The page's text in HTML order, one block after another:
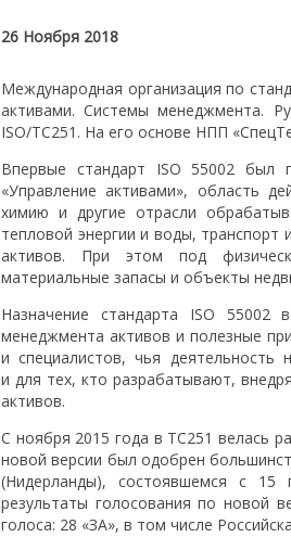
26 Ноября 2018
Международная организация по
активами. Системы менеджмента.
ISO/TC251. На его основе НПП
Впервые стандарт ISO 55002 был
«Управление активами», область
химию и другие отрасли
тепловой энергии и воды, транспорт
активов. При этом под
материальные запасы и объекты
Назначение стандарта ISO
менеджмента активов и полезные
и специалистов, чья деятельность
и для тех, кто разрабатывают,
активов.
С ноября 2015 года в TC251 велась
новой версии был одобрен
(Нидерланды), состоявшемся с 15
результаты голосования по новой
голоса: 28 «ЗА», в том числе